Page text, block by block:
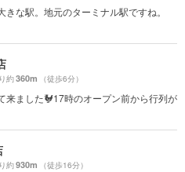
きな駅。地元のターミナル駅ですね。
約360m （徒歩6分）
来ました🐓17時のオープン前から行列が
約930m （徒歩16分）